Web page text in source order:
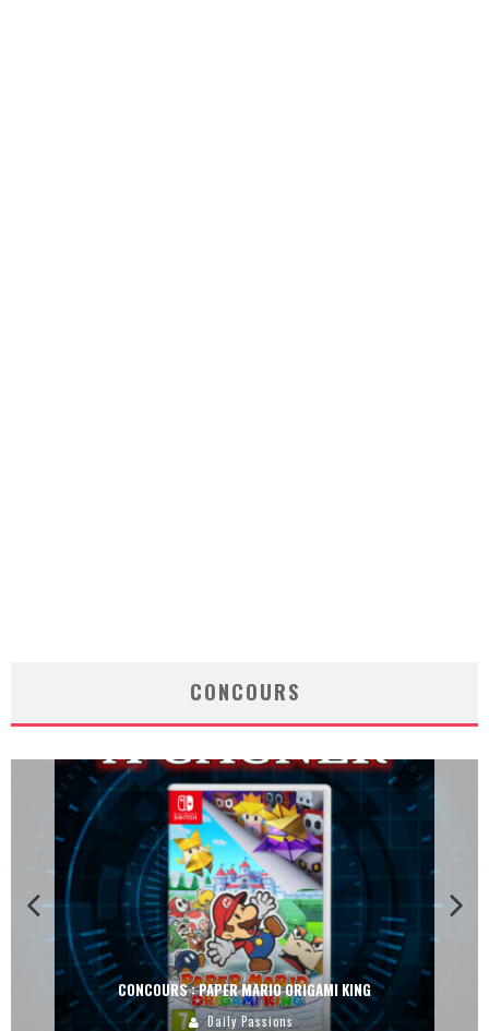
CONCOURS
CONCOURS : PAPER MARIO ORIGAMI KING
Daily Passions